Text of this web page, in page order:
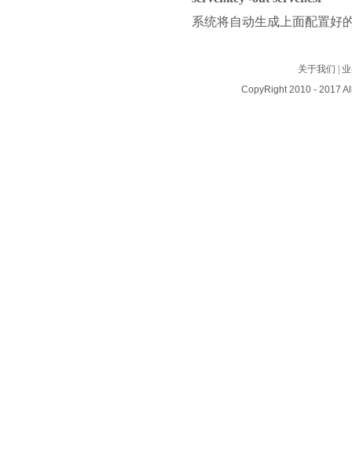
系统将自动生成上面配置好
关于我们 |
CopyRight 2010 - 2017